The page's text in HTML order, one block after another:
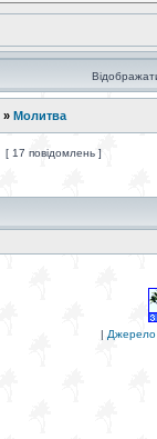
» Молитва
[ 17 повідомлень ]
| Джерело